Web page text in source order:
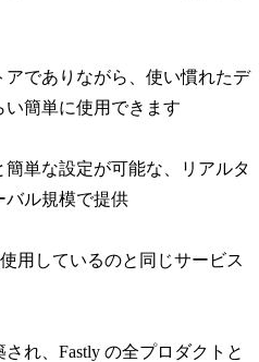
でありながら、使い慣れたデ
簡単に使用できます
単な設定が可能な、リアルタ
バル規模で提供
用しているのと同じサービス
れ、Fastly の全プロダクトと